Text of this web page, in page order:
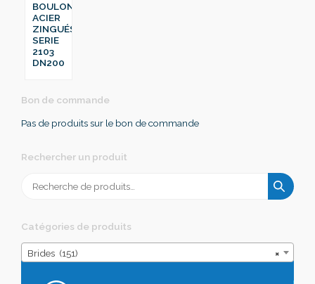
BOULON
ACIER
ZINGUÉS
SERIE
2103
DN200
Bon de commande
Pas de produits sur le bon de commande
Rechercher un produit
pour :
Catégories de produits
×
Brides (151)